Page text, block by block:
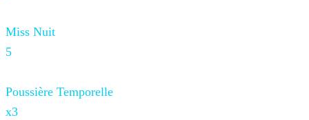
Miss Nuit
5
Poussière Temporelle
x3